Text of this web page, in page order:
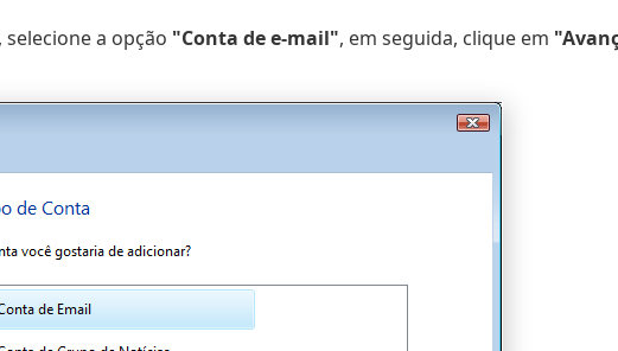
a opção "Conta de e-mail", em seguida, clique em